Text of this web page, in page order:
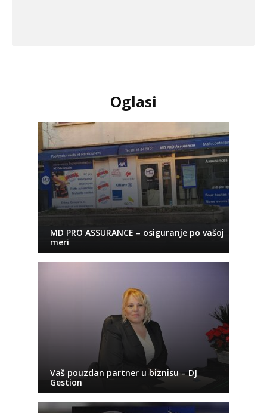
Oglasi
MD PRO ASSURANCE – osiguranje po vašoj
meri
Vaš pouzdan partner u biznisu – DJ
Gestion